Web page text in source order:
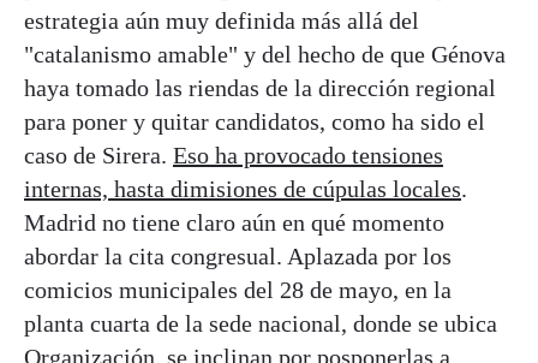
estrategia aún muy definida más allá del
"catalanismo amable" y del hecho de que Génova
haya tomado las riendas de la dirección regional
para poner y quitar candidatos, como ha sido el
caso de Sirera. Eso ha provocado tensiones
internas, hasta dimisiones de cúpulas locales.
Madrid no tiene claro aún en qué momento
abordar la cita congresual. Aplazada por los
comicios municipales del 28 de mayo, en la
planta cuarta de la sede nacional, donde se ubica
Organización, se inclinan por posponerlas a